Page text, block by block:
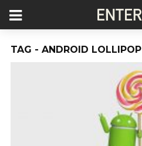
TAG - ANDROID LOLLIPOP